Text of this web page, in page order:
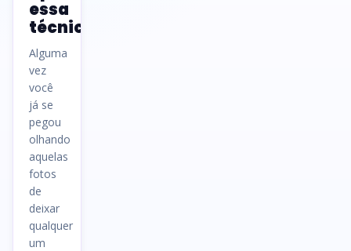
essa
técnica
Alguma
vez
você
já se
pegou
olhando
aquelas
fotos
de
deixar
qualquer
um